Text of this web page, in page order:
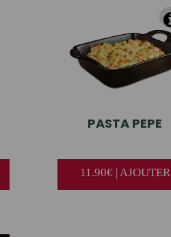
PASTA PEPE
11.90€ | AJOUTER